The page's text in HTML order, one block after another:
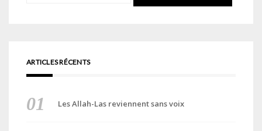
ARTICLES RÉCENTS
Les Allah-Las reviennent sans voix